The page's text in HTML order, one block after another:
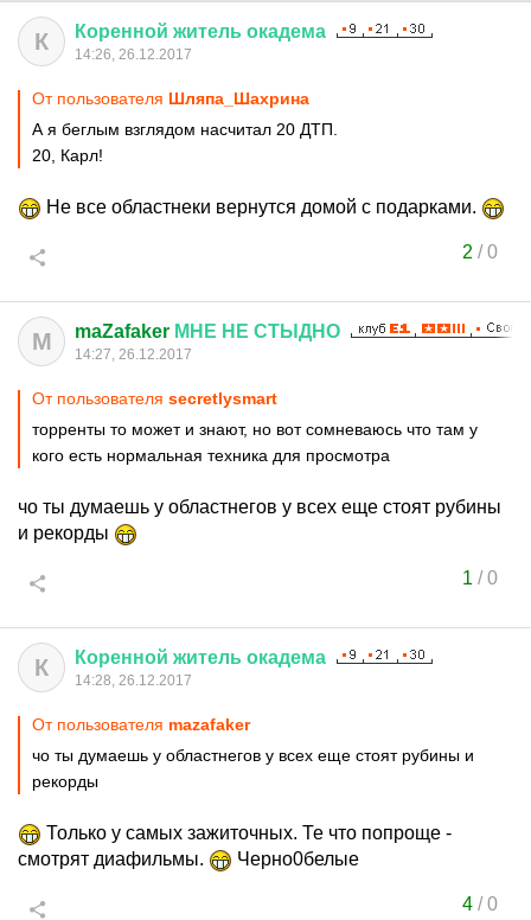
К Коренной житель окадема
14:26, 26.12.2017
От пользователя Шляпа_Шахрина
А я беглым взглядом насчитал 20 ДТП.
20, Карл!
Не все областнеки вернутся домой с подарками.
2 /0
M maZafaker МНЕ НЕ СТЫДНО
14:27, 26.12.2017
От пользователя secretlysmart
торренты то может и знают, но вот сомневаюсь что там у
кого есть нормальная техника для просмотра
чо ты думаешь у областнегов у всех еще стоят рубины
и рекорды
1 /0
К Коренной житель окадема
14:28, 26.12.2017
От пользователя mazafaker
чо ты думаешь у областнегов у всех еще стоят рубины и
рекорды
Только у самых зажиточных. Те что попроще -
смотрят диафильмы.
Черно0белые
4/0